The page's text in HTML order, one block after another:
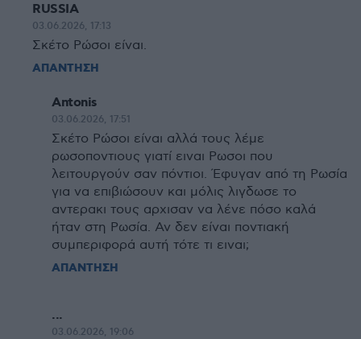
RUSSIA
03.06.2026, 17:13
Σκέτο Ρώσοι είναι.
ΑΠΑΝΤΗΣΗ
Antonis
03.06.2026, 17:51
Σκέτο Ρώσοι είναι αλλά τους λέμε
ρωσοποντιους γιατί ειναι Ρωσοι που
λειτουργούν σαν πόντιοι. Έφυγαν από τη Ρωσία
για να επιβιώσουν και μόλις λιγδωσε το
αντερακι τους αρχισαν να λένε πόσο καλά
ήταν στη Ρωσία. Αν δεν είναι ποντιακή
συμπεριφορά αυτή τότε τι ειναι;
ΑΠΑΝΤΗΣΗ
...
03.06.2026, 19:06